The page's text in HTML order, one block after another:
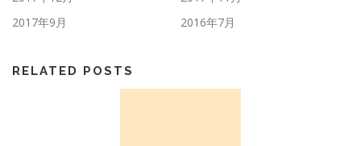
2017年9月
2016年7月
RELATED POSTS